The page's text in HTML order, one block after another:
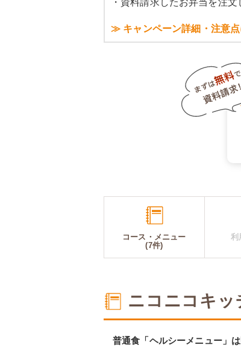
≫ キャンペーン詳細・注意点
コース・メニュー
(7件)
利
ニコニコキッ
普通食「ヘルシーメニュー」